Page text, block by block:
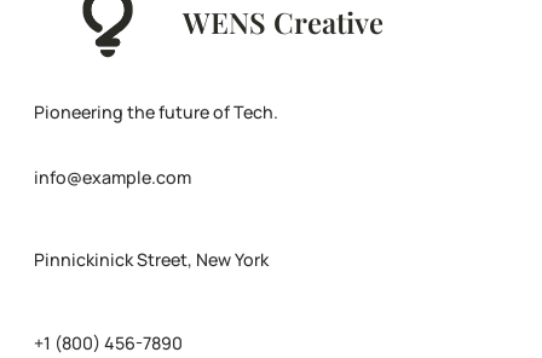
WENS Creative
Pioneering the future of Tech.
info@example.com
Pinnickinick Street, New York
+1 (800) 456-7890